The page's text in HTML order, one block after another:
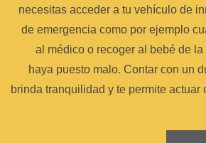
necesitas acceder a tu vehículo de
de emergencia como por ejemplo
al médico o recoger al bebé de
haya puesto malo. Contar con un
brinda tranquilidad y te permite actuar